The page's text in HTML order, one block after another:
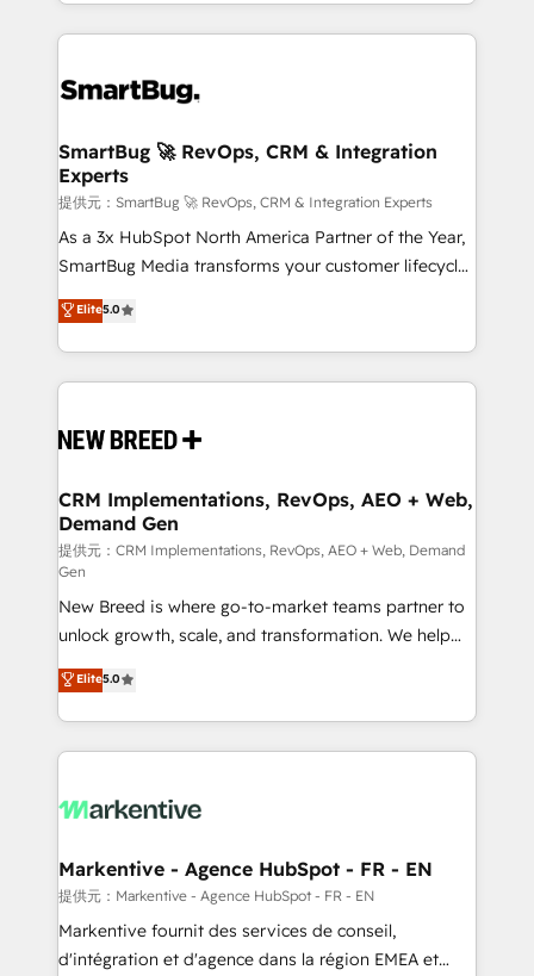
tune-ups, feature rollouts, adoption coaching. Buying
HubSpot, switching to it, or reviving a stale portal?
We are built for the work.
トを組み込んだ顧客フロント業務（マーケティング・営
ィブ・エージェンシーです。事業部・グループ会社・部
を、CRMを軸とした全社共通基盤に再構築します。意
思決定者・PMO・現場担当者に並走します。 1️⃣
HubSpot導入・活用支援 顧客データの一元化から、
GTMの見える化・自動化まで。全Hub統合運用、デー
タ品質設計、グループ横断のCRM統合に対応します。
の一部をAIが自律実行する組織への移行を設計・実装。
Breeze・Claude等をHubSpotと連携させ、役割定義・
革を、構想から実装・定着までPMOとして主導。「設
の統合・浸透・変革管理を実行します。 ▸ CMS戦略設
計・構築：リード獲得・CVR・SEOを前提にした情報設
計・導線設計・テンプレート設計をContent Hubで一体
提供。 ▸ 既存CRM・MAからの移行支援：Salesforce・
Marketo・Pardot等からの移行、カスタム設計、履歴
データ移行と活用設計まで。 ▸ AEO対応：ChatGPT・
ンツとサイト構造を最適化。 🏆 なぜ100incを選ぶの
か？ ✓ HubSpot Eliteパートナー認定 ✓ HubSpotアワ
ード受賞・HUGリーダー ✓ ISO27001:2022 /
HubSpot大百科 出版 CRM・AI活用に関するご相談、現
せください。
SmartBug 🚀 RevOps, CRM & Integration
Experts
提供元：SmartBug 🚀 RevOps, CRM & Integration Experts
As a 3x HubSpot North America Partner of the Year,
SmartBug Media transforms your customer lifecycle
into a revenue engine. Our unified ecosystem
includes specialized divisions Globalia (AI &
Software) and Point Success Media (Paid Media),
making this the official home for all three brands. 🔄
and system integrations powered by Globalia’s
trainers to drive platform adoption. 📈 Revenue
Generation - Full-funnel marketing and high-
performance advertising via Point Success Media. -
Expert deployment of Breeze AI and custom agents
to automate growth. 🏆 Elite Excellence - 8 platform
accreditations and deep HIPAA-compliance
expertise. - A team of 250+ experts dedicated to
your resilient growth.
Elite5.0
CRM Implementations, RevOps, AEO + Web,
Demand Gen
提供元：CRM Implementations, RevOps, AEO + Web, Demand
Gen
New Breed is where go-to-market teams partner to
unlock growth, scale, and transformation. We help
companies activate HubSpot’s AI-powered
customer platform and operationalize HubSpot’s
Loop Marketing framework through expert-led
services, smart agents, and purpose-built apps,
results, fast. ⚙️CRM & RevOps: Align all Hubs to your
🎯Demand Gen & ABM: Drive pipeline with inbound,
ABM, AEO, SEO, & paid media. 👩‍💻Web Design:
Build high-performing websites with UX, messaging,
& conversion strategy that drive results. 🤖AI
Elite5.0
Markentive - Agence HubSpot - FR - EN
提供元：Markentive - Agence HubSpot - FR - EN
Markentive fournit des services de conseil,
d'intégration et d'agence dans la région EMEA et